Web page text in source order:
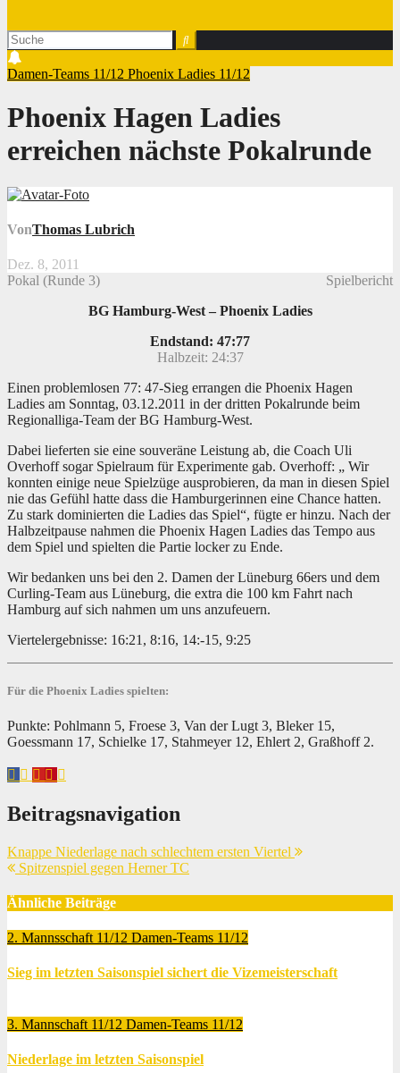
Damen-Teams 11/12 Phoenix Ladies 11/12
Phoenix Hagen Ladies
erreichen nächste Pokalrunde
VonThomas Lubrich
Dez. 8, 2011
Pokal (Runde 3)
Spielbericht
BG Hamburg-West – Phoenix Ladies
Endstand: 47:77
Halbzeit: 24:37
Einen problemlosen 77: 47-Sieg errangen die Phoenix Hagen
Ladies am Sonntag, 03.12.2011 in der dritten Pokalrunde beim
Regionalliga-Team der BG Hamburg-West.
Dabei lieferten sie eine souveräne Leistung ab, die Coach Uli
Overhoff sogar Spielraum für Experimente gab. Overhoff: „ Wir
konnten einige neue Spielzüge ausprobieren, da man in diesen Spiel
nie das Gefühl hatte dass die Hamburgerinnen eine Chance hatten.
Zu stark dominierten die Ladies das Spiel“, fügte er hinzu. Nach der
Halbzeitpause nahmen die Phoenix Hagen Ladies das Tempo aus
dem Spiel und spielten die Partie locker zu Ende.
Wir bedanken uns bei den 2. Damen der Lüneburg 66ers und dem
Curling-Team aus Lüneburg, die extra die 100 km Fahrt nach
Hamburg auf sich nahmen um uns anzufeuern.
Viertelergebnisse: 16:21, 8:16, 14:-15, 9:25
Für die Phoenix Ladies spielten:
Punkte: Pohlmann 5, Froese 3, Van der Lugt 3, Bleker 15,
Goessmann 17, Schielke 17, Stahmeyer 12, Ehlert 2, Graßhoff 2.
Beitragsnavigation
Knappe Niederlage nach schlechtem ersten Viertel
Spitzenspiel gegen Herner TC
Ähnliche Beiträge
2. Mannsschaft 11/12 Damen-Teams 11/12
Sieg im letzten Saisonspiel sichert die Vizemeisterschaft
3. Mannschaft 11/12 Damen-Teams 11/12
Niederlage im letzten Saisonspiel